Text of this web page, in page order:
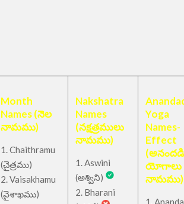
Month
Names (నెల
నామము)
1. Chaithramu
(చైత్రము)
2. Vaisakhamu
(వైశాఖము)
Nakshatra
Names
(నక్షత్రములు
నామము)
1. Aswini
(అశ్విని)
2. Bharani
Yoga
Names-
Effect
(అనందడి
యోగాలు
నామము)
1. Ananda